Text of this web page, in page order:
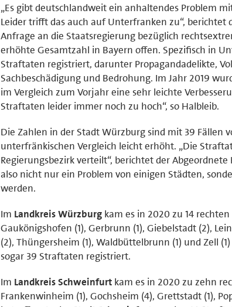
„Es gibt deutschlandweit ein anhaltendes Problem
Leider trifft das auch auf Unterfranken zu“, berichtet
Anfrage an die Staatsregierung bezüglich
erhöhte Gesamtzahl in Bayern offen. Spezifisch in
Straftaten registriert, darunter Propagandadelikte,
Sachbeschädigung und Bedrohung. Im Jahr 2019
im Vergleich zum Vorjahr eine sehr leichte
Straftaten leider immer noch zu hoch“, so Halbleib.
Die Zahlen in der Stadt Würzburg sind mit 39 Fällen
unterfränkischen Vergleich leicht erhöht. „Die
Regierungsbezirk verteilt“, berichtet der
also nicht nur ein Problem von einigen Städten,
werden.
Im Landkreis Würzburg kam es in 2020 zu 14
Gaukönigshofen (1), Gerbrunn (1), Giebelstadt (2),
(2), Thüngersheim (1), Waldbüttelbrunn (1) und Zell
sogar 39 Straftaten registriert.
Im Landkreis Schweinfurt kam es in 2020 zu zehn
Frankenwinheim (1), Gochsheim (4), Grettstadt (1),